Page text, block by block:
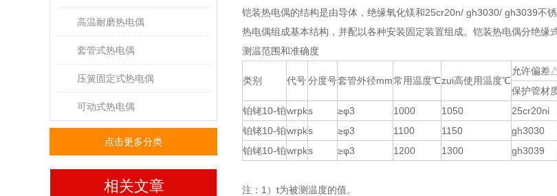
高温耐磨热电偶
套管式热电偶
压簧固定式热电偶
可动式热电偶
点击更多分类
相关文章
铠装热电偶的结构是由导体，绝缘氧化镁和25cr20n/ gh3030/ gh3039不
热电偶组成基本结构，并配以各种安装固定装置组成。铠装热电偶分绝缘
测温范围和准确度
类别 代号分度号套管外径mm常用温度℃zui高使用温度℃
允许偏差
保护管材
铂铑10-铂wrpks ≥φ3 1000 1050 25cr20ni
铂铑10-铂wrpks ≥φ3 1100 1150 gh3030
铂铑10-铂wrpks ≥φ3 1200 1300 gh3039
注：1）t为被测温度的值。